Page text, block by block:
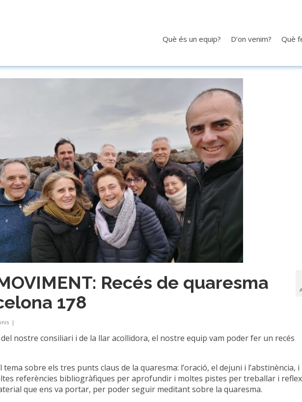
Què és un equip? D’on venim? Què
Recés de quaresma
178
|
nostre consiliari i de la llar acollidora, el nostre equip vam poder fer un recés
sobre els tres punts claus de la quaresma: l’oració, el dejuni i l’abstinència, i
referències bibliogràfiques per aprofundir i moltes pistes per treballar i
que ens va portar, per poder seguir meditant sobre la quaresma.